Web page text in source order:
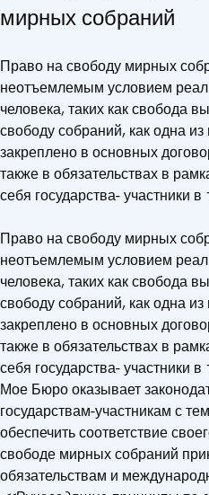
мирных собраний
Право на свободу мирных
неотъемлемым условием
человека, таких как свобода
свободу собраний, как одна
закреплено в основных
также в обязательствах в
себя государства- участники
Право на свободу мирных
неотъемлемым условием
человека, таких как свобода
свободу собраний, как одна
закреплено в основных
также в обязательствах в
себя государства- участники
Мое Бюро оказывает
государствам-участникам с
обеспечить соответствие
свободе мирных собраний
обязательствам и